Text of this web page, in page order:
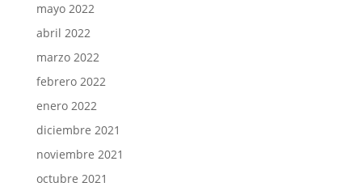
mayo 2022
abril 2022
marzo 2022
febrero 2022
enero 2022
diciembre 2021
noviembre 2021
octubre 2021